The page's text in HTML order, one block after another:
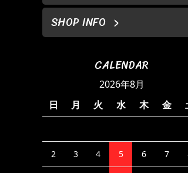
SHOP INFO
CALENDAR
2026年8月
日
月 火 水 木 金
2 3 4 5 6 7